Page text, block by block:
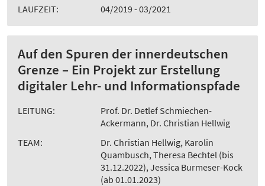
LAUFZEIT:
04/2019 - 03/2021
Auf den Spuren der innerdeutschen
Grenze – Ein Projekt zur Erstellung
digitaler Lehr- und Informationspfade
LEITUNG:
Prof. Dr. Detlef Schmiechen-
Ackermann, Dr. Christian Hellwig
TEAM:
Dr. Christian Hellwig, Karolin
Quambusch, Theresa Bechtel (bis
31.12.2022), Jessica Burmeser-Kock
(ab 01.01.2023)